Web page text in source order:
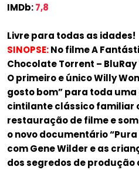
IMDb:7,8
Livre para todas as idades!
SINOPSE:No filme A
Chocolate Torrent –
O primeiro e único Willy
gosto bom” para toda
cintilante clássico familiar
restauração de filme e
o novo documentário
com Gene Wilder e as
dos segredos de produção